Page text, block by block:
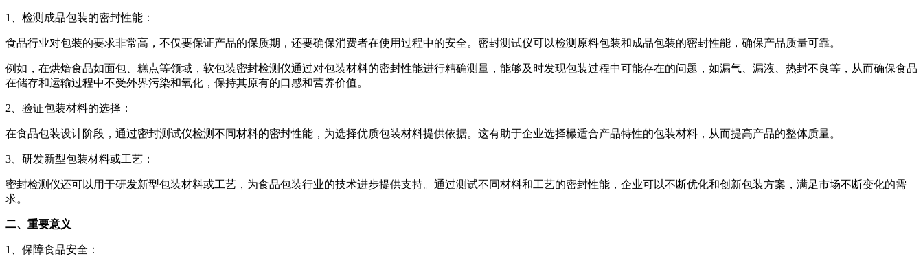
1、检测成品包装的密封性能：
食品行业对包装的要求非常高，不仅要保证产品的保质期，还要确保消费者在使用过程中的安全。密封测试仪可以检测原料包装和成品包装的密封性能，确保产品质量可靠。
例如，在烘焙食品如面包、糕点等领域，软包装密封检测仪通过对包装材料的密封性能进行精确测量，能够及时发现包装过程中可能存在的问题，如漏气、漏液、热封不良等，从而确保食品
在储存和运输过程中不受外界污染和氧化，保持其原有的口感和营养价值。
2、验证包装材料的选择：
在食品包装设计阶段，通过密封测试仪检测不同材料的密封性能，为选择优质包装材料提供依据。这有助于企业选择樶适合产品特性的包装材料，从而提高产品的整体质量。
3、研发新型包装材料或工艺：
密封检测仪还可以用于研发新型包装材料或工艺，为食品包装行业的技术进步提供支持。通过测试不同材料和工艺的密封性能，企业可以不断优化和创新包装方案，满足市场不断变化的需
求。
二、重要意义
1、保障食品安全：